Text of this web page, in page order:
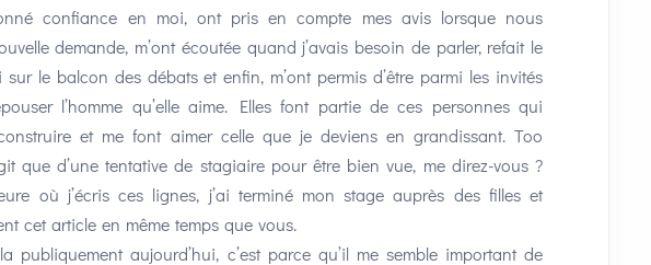
confiance en moi, ont pris en compte mes avis lorsque nous
demande, m’ont écoutée quand j’avais besoin de parler, refait le
le balcon des débats et enfin, m’ont permis d’être parmi les invités
l’homme qu’elle aime. Elles font partie de ces personnes qui
et me font aimer celle que je deviens en grandissant. Too
que d’une tentative de stagiaire pour être bien vue, me direz-vous ?
où j’écris ces lignes, j’ai terminé mon stage auprès des filles et
cet article en même temps que vous.
publiquement aujourd’hui, c’est parce qu’il me semble important de